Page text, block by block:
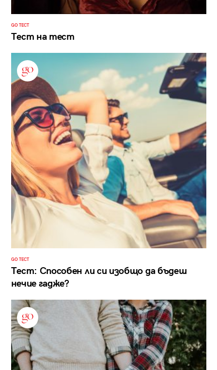
GO ТЕСТ
Тест на тест
GO ТЕСТ
Тест: Способен ли си изобщо да бъдеш
нечие гадже?